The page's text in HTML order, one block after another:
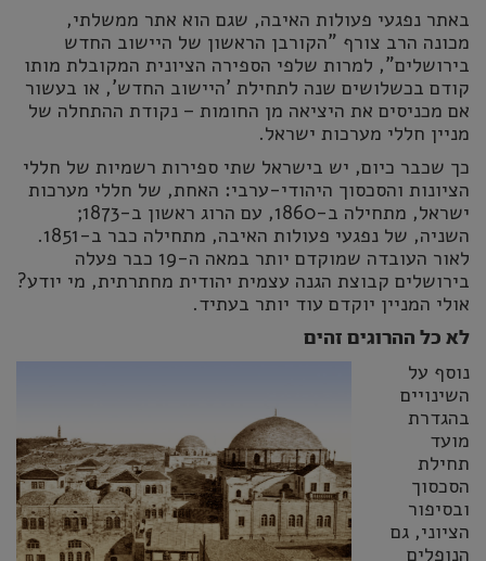
באתר נפגעי פעולות האיבה, שגם הוא אתר ממשלתי,
מכונה הרב צורף "הקורבן הראשון של היישוב החדש
בירושלים", למרות שלפי הספירה הציונית המקובלת מותו
קודם בכשלושים שנה לתחילת 'היישוב החדש', או בעשור
אם מכניסים את היציאה מן החומות – נקודת ההתחלה של
מניין חללי מערכות ישראל.
כך שכבר כיום, יש בישראל שתי ספירות רשמיות של חללי
הציונות והסכסוך היהודי-ערבי: האחת, של חללי מערכות
ישראל, מתחילה ב-1860, עם הרוג ראשון ב-1873;
השניה, של נפגעי פעולות האיבה, מתחילה כבר ב-1851.
לאור העובדה שמוקדם יותר במאה ה-19 כבר פעלה
בירושלים קבוצת הגנה עצמית יהודית מחתרתית, מי יודע?
אולי המניין יוקדם עוד יותר בעתיד.
לא כל ההרוגים זהים
נוסף על
השינויים
בהגדרת
מועד
תחילת
הסכסוך
ובסיפור
הציוני, גם
הנופלים